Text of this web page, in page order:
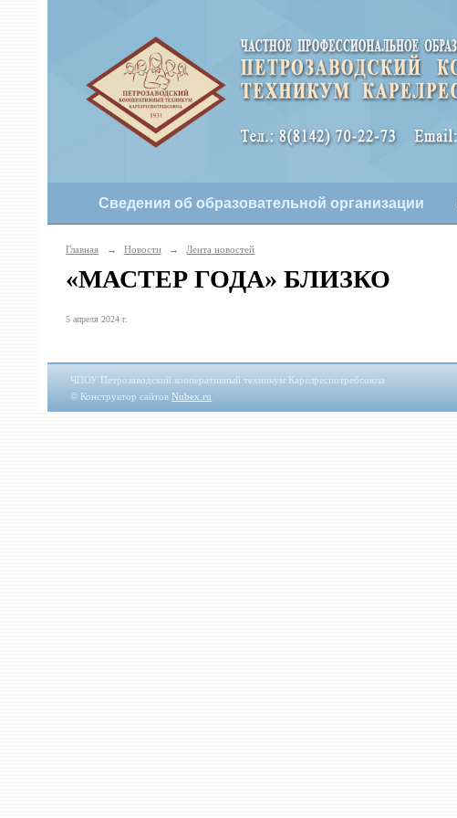
Сведения об образовательной организации
Главная → Новости → Лента новостей
«МАСТЕР ГОДА» БЛИЗКО
5 апреля 2024 г.
ЧПОУ Петрозаводский кооперативный техникум Карелреспотребсоюза
© Конструктор сайтовNubex.ru